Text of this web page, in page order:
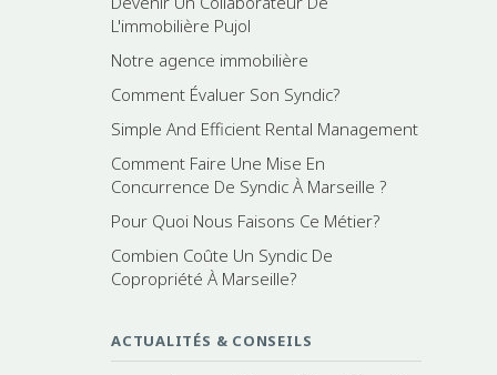
L'immobilière Pujol
Notre agence immobilière
Comment Évaluer Son Syndic?
Simple And Efficient Rental Management
Comment Faire Une Mise En
Concurrence De Syndic À Marseille ?
Pour Quoi Nous Faisons Ce Métier?
Combien Coûte Un Syndic De
Copropriété À Marseille?
ACTUALITÉS & CONSEILS